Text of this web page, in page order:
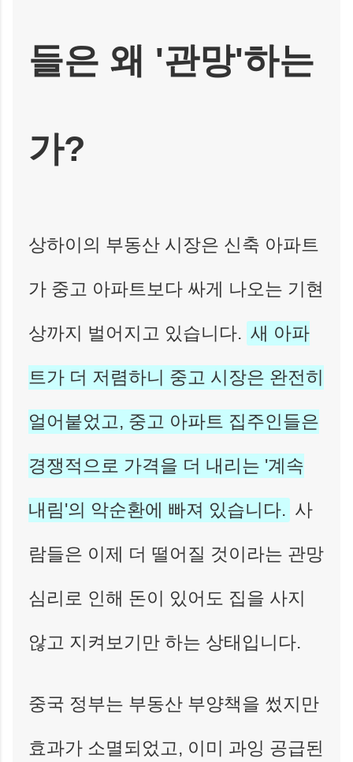
들은 왜 '관망'하는
가?
상하이의 부동산 시장은 신축 아파트
가 중고 아파트보다 싸게 나오는 기현
상까지 벌어지고 있습니다. 새 아파
트가 더 저렴하니 중고 시장은 완전히
얼어붙었고, 중고 아파트 집주인들은
경쟁적으로 가격을 더 내리는 '계속
내림'의 악순환에 빠져 있습니다. 사
람들은 이제 더 떨어질 것이라는 관망
심리로 인해 돈이 있어도 집을 사지
않고 지켜보기만 하는 상태입니다.
중국 정부는 부동산 부양책을 썼지만
효과가 소멸되었고, 이미 과잉 공급된